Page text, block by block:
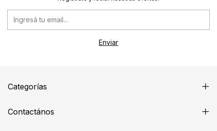
Categorías
Contactános